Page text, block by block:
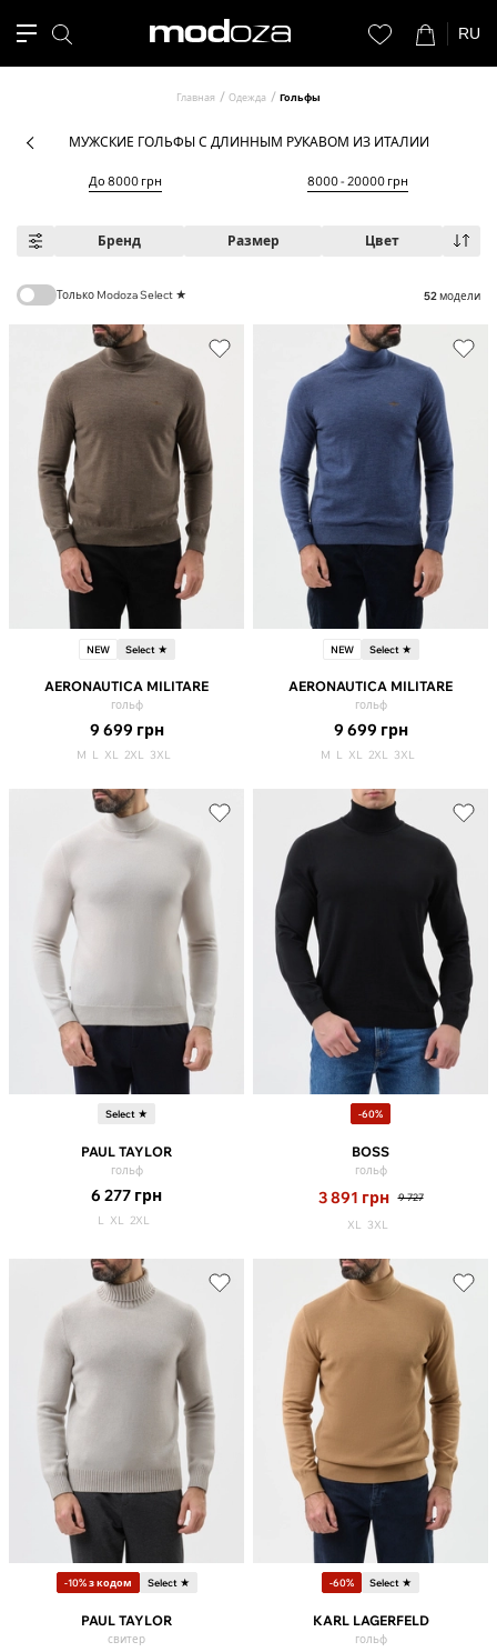
RU
Главная Одежда Гольфы
МУЖСКИЕ ГОЛЬФЫ С ДЛИННЫМ РУКАВОМ ИЗ ИТАЛИИ
До 8000 грн 8000 - 20000 грн
Бренд Размер Цвет
Только Modoza Select ★ 52модели
NEW Select ★
AERONAUTICA MILITARE
гольф
9 699 грн
M L XL 2XL 3XL
NEW Select ★
AERONAUTICA MILITARE
гольф
9 699 грн
M L XL 2XL 3XL
Select ★
PAUL TAYLOR
гольф
6 277 грн
L XL 2XL
-60%
BOSS
гольф
3 891 грн 9 727
XL 3XL
-10% з кодом Select ★
PAUL TAYLOR
свитер
-60% Select ★
KARL LAGERFELD
гольф